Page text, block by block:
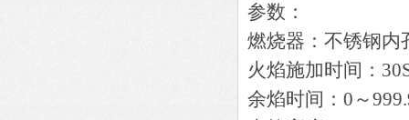
参数：
燃烧器：不锈钢内
火焰施加时间：
余焰时间：0～